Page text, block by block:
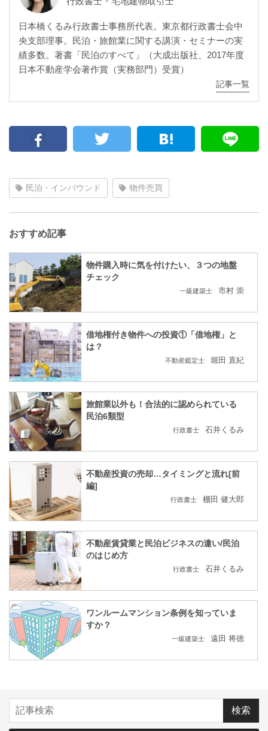
日本橋くるみ行政書士事務所代表。東京都行政書士会中
央支部理事。民泊・旅館業に関する講演・セミナーの実
績多数。著書「民泊のすべて」（大成出版社、2017年度
日本不動産学会著作賞（実務部門）受賞）
記事一覧
民泊・インバウンド 物件売買
おすすめ記事
物件購入時に気を付けたい、３つの地盤
チェック
一級建築士 市村 崇
借地権付き物件への投資①「借地権」と
は？
不動産鑑定士 堀田 直紀
旅館業以外も！合法的に認められている
民泊6類型
行政書士 石井くるみ
不動産投資の売却…タイミングと流れ[前
編]
行政書士 棚田 健大郎
不動産賃貸業と民泊ビジネスの違い/民泊
のはじめ方
行政書士 石井くるみ
ワンルームマンション条例を知っていま
すか？
一級建築士 遠田 将徳